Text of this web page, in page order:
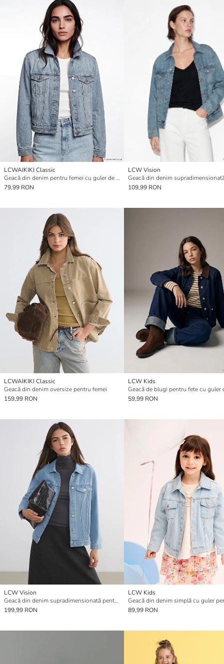
LCWAIKIKI Classic
Geacă din denim pentru femei cu guler de cămașă
79,99 RON
LCW Vision
109,99 RON
LCWAIKIKI Classic
Geacă din denim oversize pentru femei
159,99 RON
LCW Kids
59,99 RON
LCW Vision
Geacă din denim supradimensionată pentru femei
199,99 RON
LCW Kids
89,99 RON